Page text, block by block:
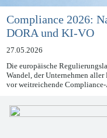
Compliance 2026:
DORA und KI-VO
27.05.2026
Die europäische
Wandel, der Unternehmen aller